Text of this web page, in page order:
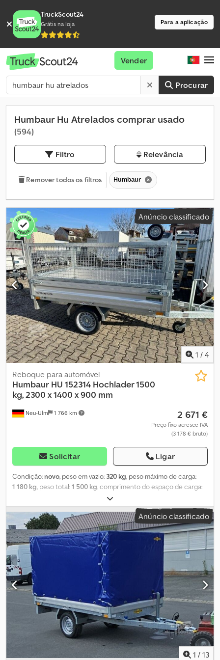
TruckScout24
Grátis na loja Para a aplicação
Procurar
Vender
Humbaur Hu Atrelados comprar usado
(594)
Filtro Relevância
Remover todos os filtros Humbaur
Anúncio classificado
1 / 4
Neu-Ulm 1 766 km
Reboque para automóvel
Humbaur HU 152314 Hochlader 1500
kg, 2300 x 1400 x 900 mm
2 671 €
Preço fixo acresce IVA
(3 178 € bruto)
Solicitar Ligar
Condição: novo, peso em vazio: 320 kg, peso máximo de carga:
1 180 kg, peso total:1 500 kg, comprimento do espaço de carga:
, largura do espaço de carga:
espaço de carga:300 mm, volume do espaço de carga:1 m³, cor:
, altura de construção:1 600 mm, largura de trabalho:1 535
mm, Fabricante: Humbaur Tipo: Plataforma de carga elevada HU
152314 Peso bruto permitido: 1500 kg, com travões Carga útil: 1180
kg Peso em vazio: 320 kg Crsdpjv S Eazsfx Apbsf Dimensões da
caixa: 2300 x 1400 x 300 mm Com grelha de proteção de 600 mm
Pneus: 13 polegadas Altura de carga: 655 mm Todas as laterais
rebatíveis - Barra de tração em V combinada com longarina -
Galvanização a quente por imersão - Chassi e estrutura
galvanizados a quente por imersão - Conector de 13 polos -
Chapa de base com 15 mm de espessura - Laterais em alumínio
anodizado com fechos rebaixados, removíveis - 4 pontos de
fixação no perfil da estrutura exterior, força de tração de 400 kg -
Rodízio automático Preço incluindo o documento de
propriedade do veículo (certificado de registo, Parte II e
Anúncio classificado
1 / 13